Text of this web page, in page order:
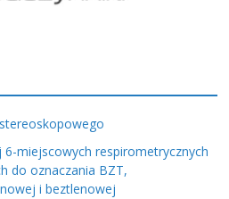
miejscowych respirometrycznych
do oznaczania BZT,
i beztlenowej